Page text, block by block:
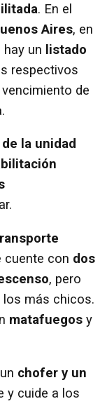
. En el
Aires, en
hay un listado
respectivos
de
la unidad
cuente con dos
, pero
los más chicos.
matafuegos y
chofer y un
y cuide a los